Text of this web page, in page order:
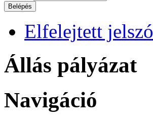
Elfelejtett jelszó
Állás pályázat
Navigáció